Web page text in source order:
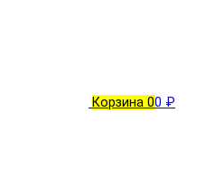
Корзина 00 ₽